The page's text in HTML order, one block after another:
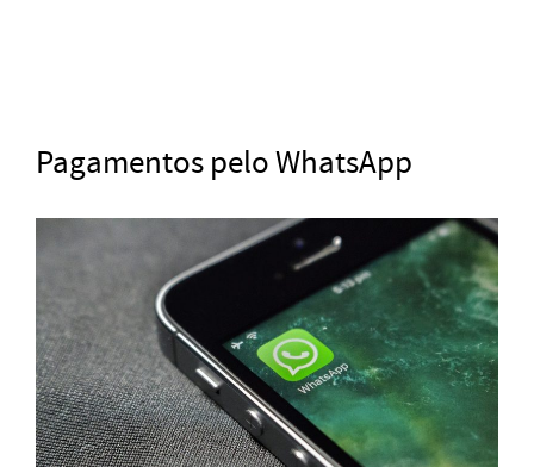
Pagamentos pelo WhatsApp